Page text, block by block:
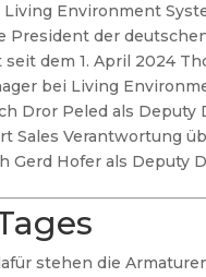
Environment
President der
dem 1. April 2024
bei Living
Dror Peled als Deputy
Sales Verantwortung
Gerd Hofer als Deputy
stehen die